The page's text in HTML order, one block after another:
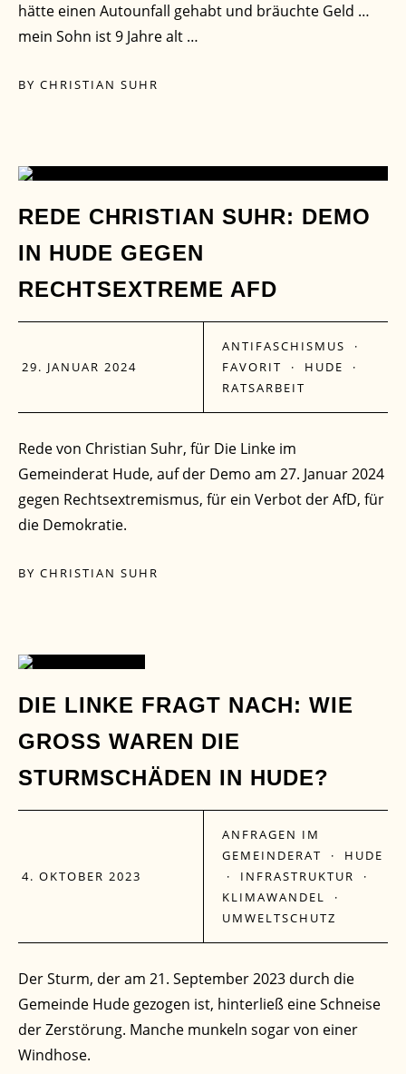
hätte einen Autounfall gehabt und bräuchte Geld …
mein Sohn ist 9 Jahre alt …
BY CHRISTIAN SUHR
29
JAN.
REDE CHRISTIAN SUHR: DEMO
IN HUDE GEGEN
RECHTSEXTREME AFD
29. JANUAR 2024
ANTIFASCHISMUS ·
FAVORIT · HUDE ·
RATSARBEIT
Rede von Christian Suhr, für Die Linke im
Gemeinderat Hude, auf der Demo am 27. Januar 2024
gegen Rechtsextremismus, für ein Verbot der AfD, für
die Demokratie.
BY CHRISTIAN SUHR
04
OKT.
DIE LINKE FRAGT NACH: WIE
GROSS WAREN DIE S
TURMSCHÄDEN IN HUDE?
4. OKTOBER 2023
ANFRAGEN IM
GEMEINDERAT · HUDE
· INFRASTRUKTUR ·
KLIMAWANDEL ·
UMWELTSCHUTZ
Der Sturm, der am 21. September 2023 durch die
Gemeinde Hude gezogen ist, hinterließ eine Schneise
der Zerstörung. Manche munkeln sogar von einer
Windhose.